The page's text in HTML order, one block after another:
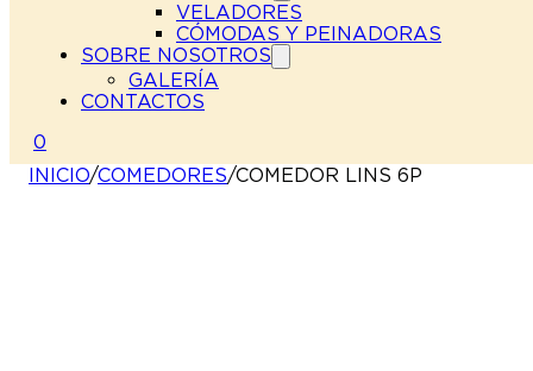
VELADORES
CÓMODAS Y PEINADORAS
SOBRE NOSOTROS
GALERÍA
CONTACTOS
0
INICIO/COMEDORES/COMEDOR LINS 6P